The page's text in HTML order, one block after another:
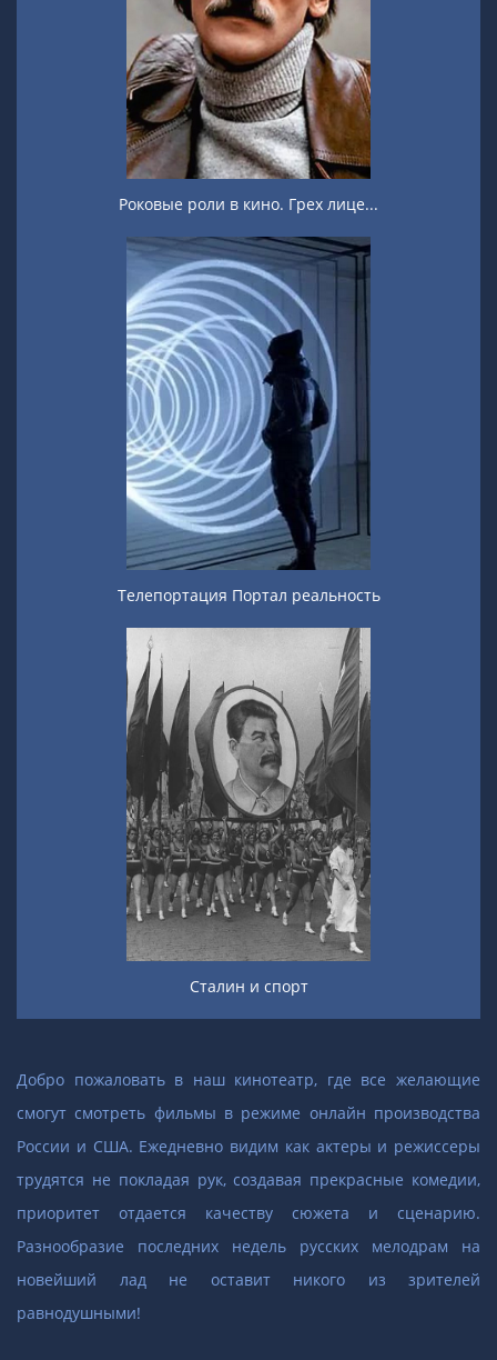
Роковые роли в кино. Грех лице...
Телепортация Портал реальность
Сталин и спорт
Добро пожаловать в наш кинотеатр, где все желающие
смогут смотреть фильмы в режиме онлайн производства
России и США. Ежедневно видим как актеры и режиссеры
трудятся не покладая рук, создавая прекрасные комедии,
приоритет отдается качеству сюжета и сценарию.
Разнообразие последних недель русских мелодрам на
новейший лад не оставит никого из зрителей
равнодушными!